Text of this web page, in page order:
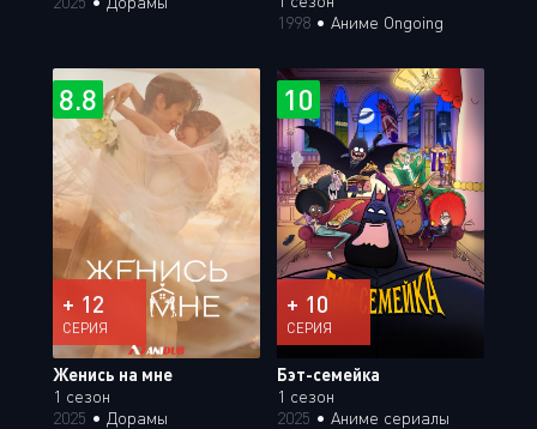
1998 • Аниме Ongoing
8.8
+ 12
СЕРИЯ
Женись на мне
1 сезон
2025 • Дорамы
10
+ 10
СЕРИЯ
Бэт-семейка
1 сезон
2025 • Аниме сериалы